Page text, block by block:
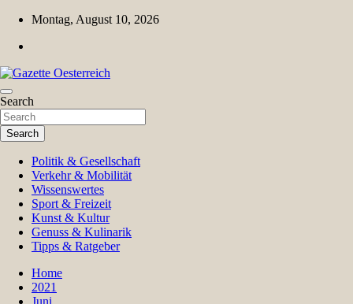
Skip
content
Montag, August 10, 2026
Gazette Oesterreich
Magazin für Freizeit, Politik, Kultur & Wissenschaft
Search
Search
Politik & Gesellschaft
Verkehr & Mobilität
Wissenswertes
Sport & Freizeit
Kunst & Kultur
Genuss & Kulinarik
Tipps & Ratgeber
Home
2021
Juni